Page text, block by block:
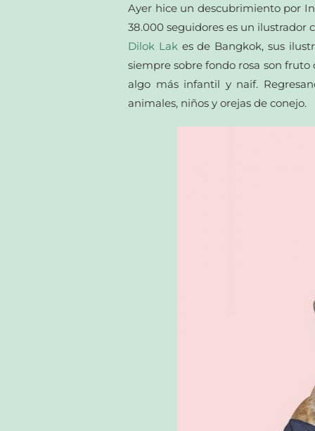
Ayer hice un descubrimiento por
38.000 seguidores es un ilustrador
Dilok Lakes de Bangkok, sus
siempre sobre fondo rosa son
algo más infantil y naif.
animales, niños y orejas de conejo.